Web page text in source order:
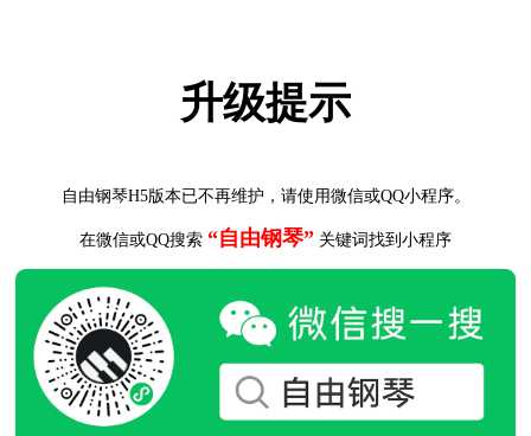
升级提示
自由钢琴H5版本已不再维护，请使用微信或QQ小程序。
在微信或QQ搜索 “自由钢琴” 关键词找到小程序